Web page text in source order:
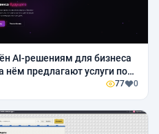
AI-решениям для бизнеса
нём предлагают услуги по
автоматизации 77 0